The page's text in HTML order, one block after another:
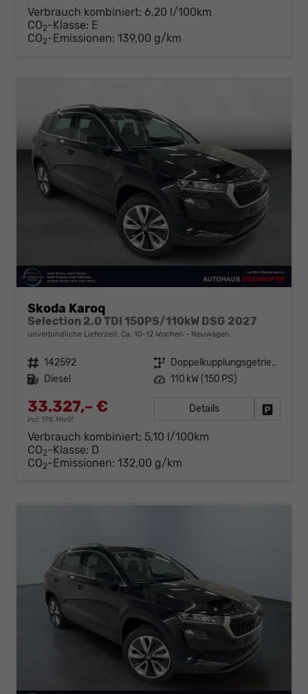
Verbrauch kombiniert: 6,20 l/100km
CO2-Klasse: E
CO2-Emissionen: 139,00 g/km
Skoda Karoq
Selection 2.0 TDI 150PS/110kW DSG 2027
unverbindliche Lieferzeit: Ca. 10-12 Wochen Neuwagen
Fahrzeugnr. 142592 Getriebe
Doppelkupplungsgetriebe (DSG)
Kraftstoff Diesel Leistung 110 kW (150 PS)
33.327,– €
incl. 19% MwSt.
Details
Verbrauch kombiniert: 5,10 l/100km
CO2-Klasse: D
CO2-Emissionen: 132,00 g/km